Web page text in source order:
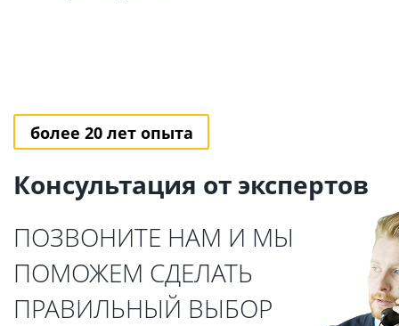
более 20 лет опыта
Консультация от экспертов
ПОЗВОНИТЕ НАМ И МЫ
ПОМОЖЕМ СДЕЛАТЬ
ПРАВИЛЬНЫЙ ВЫБОР